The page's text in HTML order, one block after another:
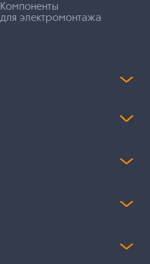
Компоненты
для электромонтажа